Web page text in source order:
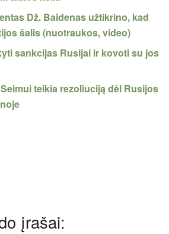
Dž. Baidenas užtikrino, kad
šalis (nuotraukos, video)
sankcijas Rusijai ir kovoti su jos
teikia rezoliuciją dėl Rusijos
įrašai: